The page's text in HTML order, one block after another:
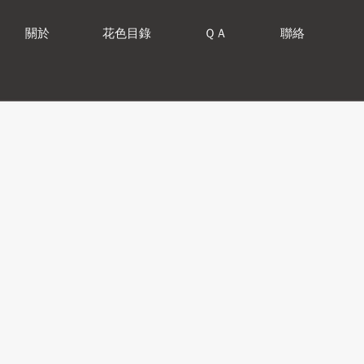
關於 花色目錄 ＱＡ 聯絡